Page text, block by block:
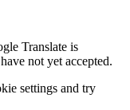
Translate is
not yet accepted.
settings and try